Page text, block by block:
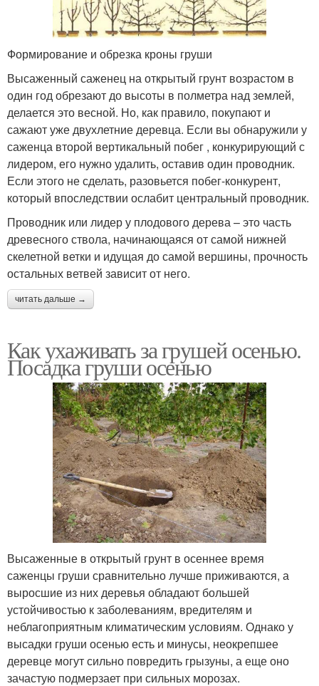
Формирование и обрезка кроны груши
Высаженный саженец на открытый грунт возрастом в
один год обрезают до высоты в полметра над землей,
делается это весной. Но, как правило, покупают и
сажают уже двухлетние деревца. Если вы обнаружили у
саженца второй вертикальный побег , конкурирующий с
лидером, его нужно удалить, оставив один проводник.
Если этого не сделать, разовьется побег-конкурент,
который впоследствии ослабит центральный проводник.
Проводник или лидер у плодового дерева – это часть
древесного ствола, начинающаяся от самой нижней
скелетной ветки и идущая до самой вершины, прочность
остальных ветвей зависит от него.
читать дальше →
Как ухаживать за грушей осенью.
Посадка груши осенью
Высаженные в открытый грунт в осеннее время
саженцы груши сравнительно лучше приживаются, а
выросшие из них деревья обладают большей
устойчивостью к заболеваниям, вредителям и
неблагоприятным климатическим условиям. Однако у
высадки груши осенью есть и минусы, неокрепшее
деревце могут сильно повредить грызуны, а еще оно
зачастую подмерзает при сильных морозах.